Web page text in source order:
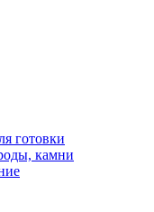
готовки
камни